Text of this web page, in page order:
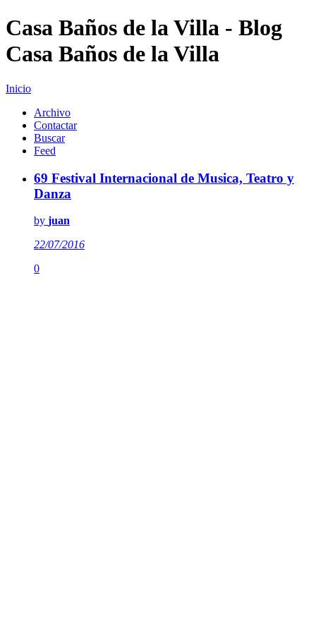
Casa Baños de la Villa - Blog
Casa Baños de la Villa
Inicio
Archivo
Contactar
Buscar
Feed
69 Festival Internacional de Musica, Teatro y
Danza
by juan
22/07/2016
0